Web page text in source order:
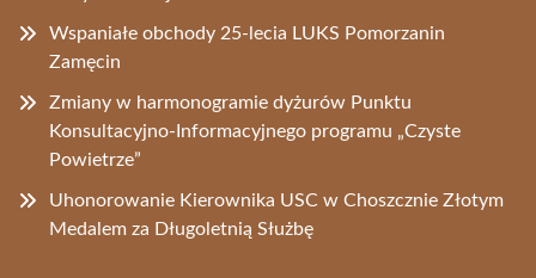
Wspaniałe obchody 25-lecia LUKS Pomorzanin
Zamęcin
Zmiany w harmonogramie dyżurów Punktu
Konsultacyjno-Informacyjnego programu „Czyste
Powietrze”
Uhonorowanie Kierownika USC w Choszcznie Złotym
Medalem za Długoletnią Służbę